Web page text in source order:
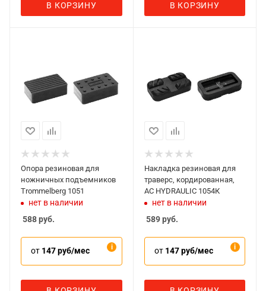
В КОРЗИНУ В КОРЗИНУ
Опора резиновая для
ножничных подъемников
Trommelberg 1051
нет в наличии
588руб.
от 147 руб/мес
Накладка резиновая для
траверс, кордированная,
AC HYDRAULIC 1054К
нет в наличии
589руб.
от 147 руб/мес